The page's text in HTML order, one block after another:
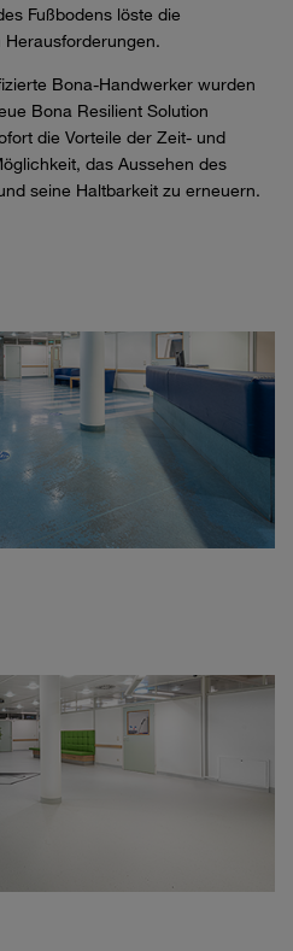
Fußbodens löste die
Bona-Handwerker wurden
Bona Resilient Solution
die Vorteile der Zeit- und
das Aussehen des
seine Haltbarkeit zu erneuern.